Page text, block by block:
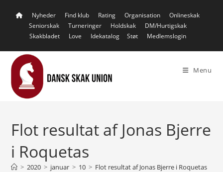
Nyheder Find klub Rating Organisation
Onlineskak
Seniorskak
Turneringer Holdskak
DM/Hurtigskak
Skakbladet
Love Idekatalog Støt Medlemslogin
Menu
Flot resultat af Jonas Bjerre
i Roquetas
> 2020 > januar > 10 > Flot resultat af Jonas Bjerre i Roquetas